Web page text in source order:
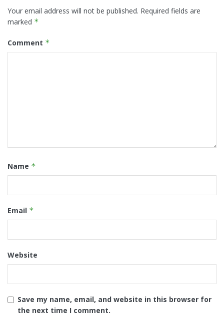
Your email address will not be published. Required fields are
marked *
Comment *
Name *
Email *
Website
Save my name, email, and website in this browser for
the next time I comment.